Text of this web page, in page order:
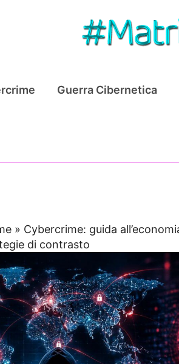
Guerra Cibernetica
» Cybercrime: guida
di contrasto